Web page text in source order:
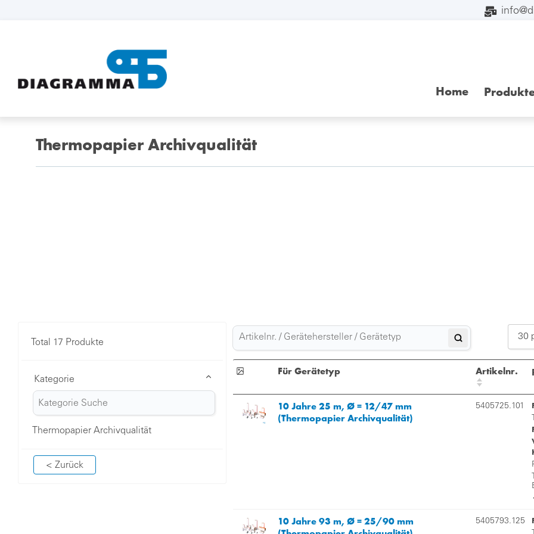
Home
Thermopapier Archivqualität
Total 17 Produkte
Kategorie
Thermopapier Archivqualität
< Zurück
30
Für Gerätetyp Artikelnr.
10 Jahre 25 m, Ø = 12/47 mm
(Thermopapier Archivqualität)
5405725.101
,
10 Jahre 93 m, Ø = 25/90 mm
5405793.125